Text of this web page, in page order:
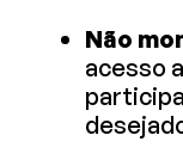
Não
acesso